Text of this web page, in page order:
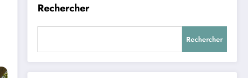
Rechercher
Rechercher